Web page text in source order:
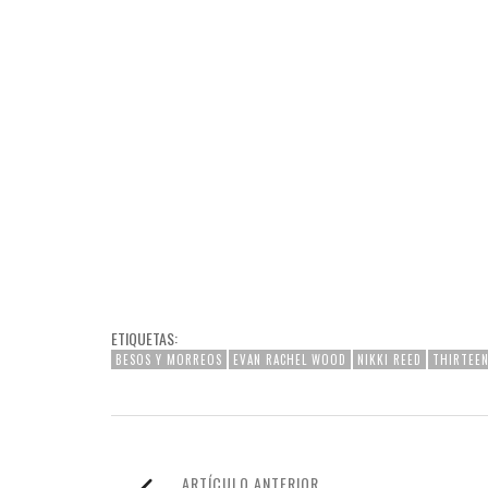
ETIQUETAS:
BESOS Y MORREOS EVAN RACHEL WOOD NIKKI REED THIRTEEN
ARTÍCULO ANTERIOR